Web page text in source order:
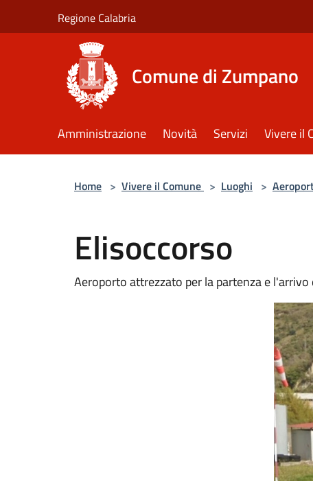
Regione Calabria
Comune di Zumpano
Amministrazione Novità Servizi Vivere il
Home > Vivere il Comune > Luoghi >
Elisoccorso
Aeroporto attrezzato per la partenza e